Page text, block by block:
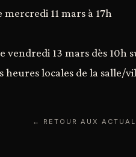
11 mars à 17h
vendredi 13 mars dès 10h
heures locales de la salle/
← RETOUR AUX